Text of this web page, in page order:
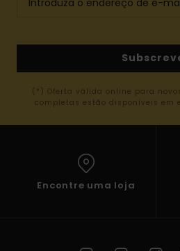
(*) Oferta válida online para
completas estão disponíveis em
Encontre uma loja